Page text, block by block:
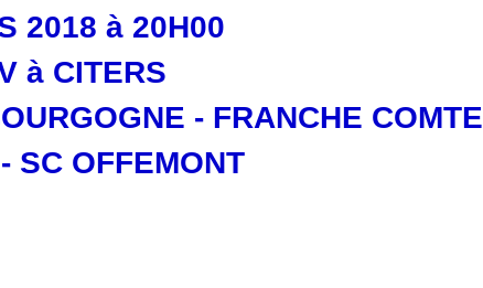
2018 à 20H00
à CITERS
- FRANCHE COMTE
SC OFFEMONT